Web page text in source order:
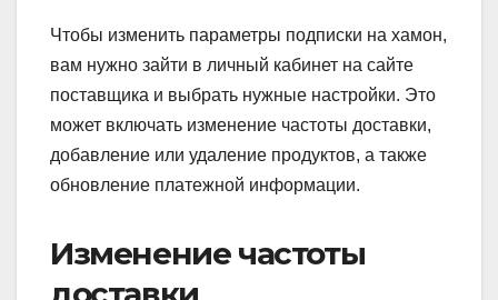
Чтобы изменить параметры подписки на хамон,
вам нужно зайти в личный кабинет на сайте
поставщика и выбрать нужные настройки. Это
может включать изменение частоты доставки,
добавление или удаление продуктов, а также
обновление платежной информации.
Изменение частоты